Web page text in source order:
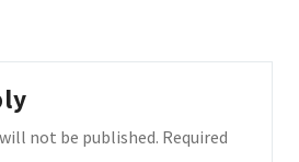
not be published. Required